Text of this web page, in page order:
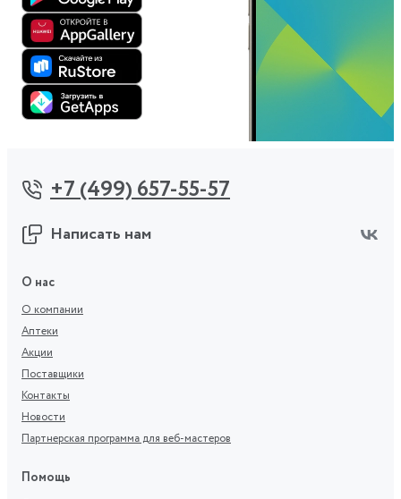
+7 (499) 657-55-57
Написать нам
О нас
О компании
Аптеки
Акции
Поставщики
Контакты
Новости
Партнерская программа для веб-мастеров
Помощь